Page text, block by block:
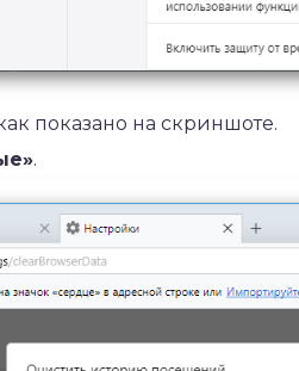
показано на скриншоте.
.